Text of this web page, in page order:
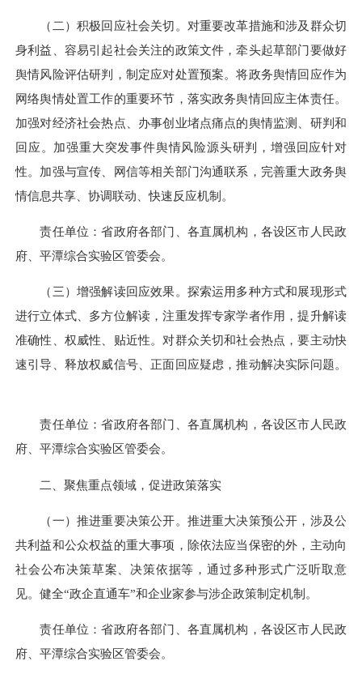
（二）积极回应社会关切。对重要改革措施和涉及群众切
身利益、容易引起社会关注的政策文件，牵头起草部门要做好
舆情风险评估研判，制定应对处置预案。将政务舆情回应作为
网络舆情处置工作的重要环节，落实政务舆情回应主体责任。
加强对经济社会热点、办事创业堵点痛点的舆情监测、研判和
回应。加强重大突发事件舆情风险源头研判，增强回应针对
性。加强与宣传、网信等相关部门沟通联系，完善重大政务舆
情信息共享、协调联动、快速反应机制。
责任单位：省政府各部门、各直属机构，各设区市人民政
府、平潭综合实验区管委会。
（三）增强解读回应效果。探索运用多种方式和展现形式
进行立体式、多方位解读，注重发挥专家学者作用，提升解读
准确性、权威性、贴近性。对群众关切和社会热点，要主动快
速引导、释放权威信号、正面回应疑虑，推动解决实际问题。
责任单位：省政府各部门、各直属机构，各设区市人民政
府、平潭综合实验区管委会。
二、聚焦重点领域，促进政策落实
（一）推进重要决策公开。推进重大决策预公开，涉及公
共利益和公众权益的重大事项，除依法应当保密的外，主动向
社会公布决策草案、决策依据等，通过多种形式广泛听取意
见。健全“政企直通车”和企业家参与涉企政策制定机制。
责任单位：省政府各部门、各直属机构，各设区市人民政
府、平潭综合实验区管委会。